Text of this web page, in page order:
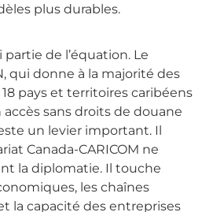
plus durables.
de l’équation. Le
qui donne à la majorité des
pays et territoires caribéens
sans droits de douane
un levier important. Il
Canada-CARICOM ne
la diplomatie. Il touche
les chaînes
la capacité des entreprises